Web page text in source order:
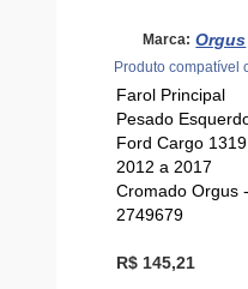
Pesado Esquerdo
Ford Cargo 1319
2012 a 2017
Cromado Orgus -
2749679
R$ 145,21